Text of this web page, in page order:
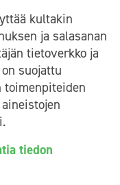
kultakin
ja salasanan
tietoverkko ja
suojattu
tiedon